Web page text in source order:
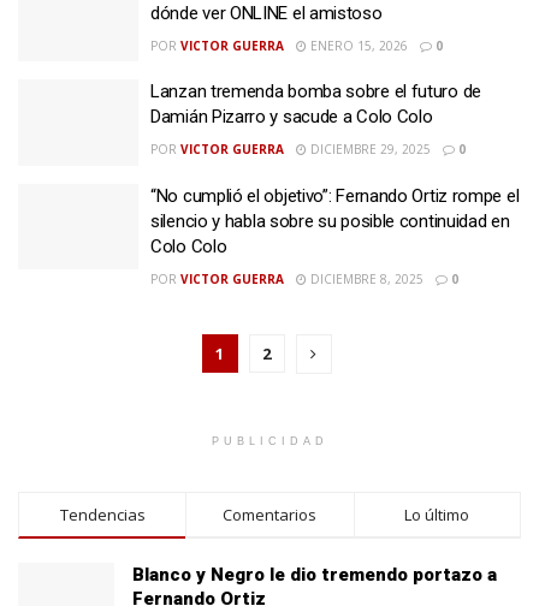
dónde ver ONLINE el amistoso
POR VICTOR GUERRA ENERO 15, 2026 0
Lanzan tremenda bomba sobre el futuro de
Damián Pizarro y sacude a Colo Colo
POR VICTOR GUERRA DICIEMBRE 29, 2025 0
“No cumplió el objetivo”: Fernando Ortiz rompe el
silencio y habla sobre su posible continuidad en
Colo Colo
POR VICTOR GUERRA DICIEMBRE 8, 2025 0
1 2
PUBLICIDAD
Tendencias Comentarios Lo último
Blanco y Negro le dio tremendo portazo a
Fernando Ortiz